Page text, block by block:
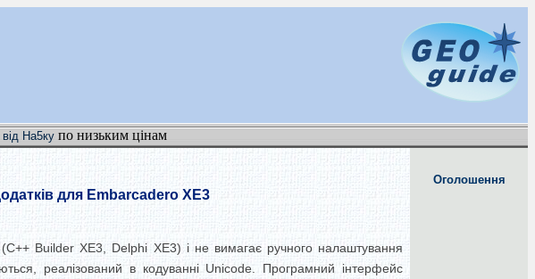
від На5ку по низьким цінам
для Embarcadero XE3
Builder XE3, Delphi XE3) і не вимагає ручного налаштування
реалізований в кодуванні Unicode. Програмний інтерфейс
Оголошення